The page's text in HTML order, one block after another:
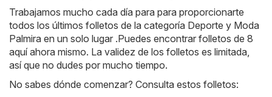
Trabajamos mucho cada día para para proporcionarte
todos los últimos folletos de la categoría Deporte y Moda
Palmira en un solo lugar .Puedes encontrar folletos de 8
aquí ahora mismo. La validez de los folletos es limitada,
así que no dudes por mucho tiempo.
No sabes dónde comenzar? Consulta estos folletos: